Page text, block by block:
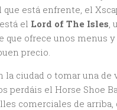
está enfrente, el
el Lord of The Isles,
que ofrece unos menus y
precio.
la ciudad o tomar una de
perdáis el Horse Shoe
comerciales de arriba,